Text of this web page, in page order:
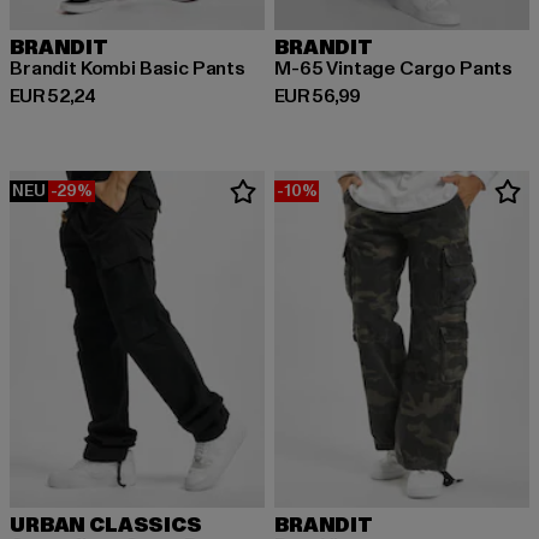
BRANDIT
Brandit Kombi Basic Pants
EUR 52,24
Derzeitiger Preis: EUR 52,24
BRANDIT
M-65 Vintage Cargo Pants
EUR 56,99
Derzeitiger Preis: EUR 56,99
NEU -29%
URBAN CLASSICS
-10%
BRANDIT